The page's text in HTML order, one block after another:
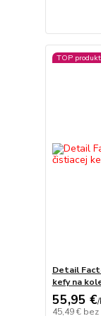
TOP produkt
Detail
kefy na
55,95 €/
45,49 € bez